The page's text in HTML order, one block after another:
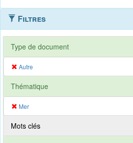
Filtres
Type de document
Autre
Thématique
Mer
Mots clés